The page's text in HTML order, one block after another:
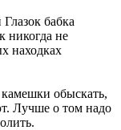
бабка
никогда не
находках
обыскать,
Лучше о том надо